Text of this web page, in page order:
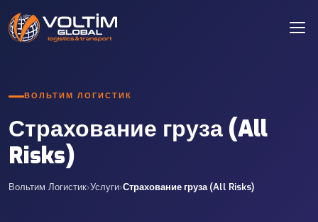
ВОЛЬТИМ ЛОГИСТИК
Страхование груза (All
Risks)
Вольтим Логистик›Услуги›Страхование груза (All Risks)